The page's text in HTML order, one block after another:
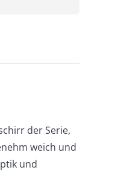
der Serie,
weich und
und